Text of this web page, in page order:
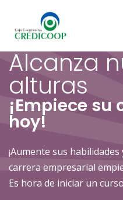
Ir al contenido
Alcanza
alturas
¡Empiece su
hoy!
¡Aumente sus
carrera empresarial
Es hora de iniciar un